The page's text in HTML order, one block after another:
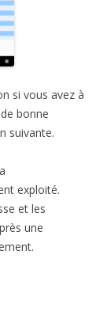
si vous avez à
bonne
suivante.
exploité.
et les
une